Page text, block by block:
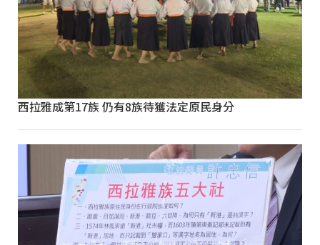
西拉雅成第17族 仍有8族待獲法定原民身分